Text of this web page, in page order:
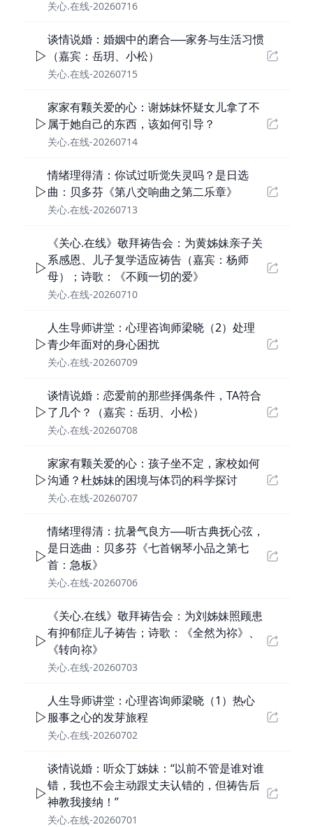
关心.在线-20260716
谈情说婚：婚姻中的磨合──家务与生活习惯
（嘉宾：岳玥、小松）
关心.在线-20260715
家家有颗关爱的心：谢姊妹怀疑女儿拿了不
属于她自己的东西，该如何引导？
关心.在线-20260714
情绪理得清：你试过听觉失灵吗？是日选
曲：贝多芬《第八交响曲之第二乐章》
关心.在线-20260713
《关心.在线》敬拜祷告会：为黄姊妹亲子关
系感恩、儿子复学适应祷告（嘉宾：杨师
母）；诗歌：《不顾一切的爱》
关心.在线-20260710
人生导师讲堂：心理咨询师梁晓（2）处理
青少年面对的身心困扰
关心.在线-20260709
谈情说婚：恋爱前的那些择偶条件，TA符合
了几个？（嘉宾：岳玥、小松）
关心.在线-20260708
家家有颗关爱的心：孩子坐不定，家校如何
沟通？杜姊妹的困境与体罚的科学探讨
关心.在线-20260707
情绪理得清：抗暑气良方──听古典抚心弦，
是日选曲：贝多芬《七首钢琴小品之第七
首：急板》
关心.在线-20260706
《关心.在线》敬拜祷告会：为刘姊妹照顾患
有抑郁症儿子祷告；诗歌：《全然为祢》、
《转向祢》
关心.在线-20260703
人生导师讲堂：心理咨询师梁晓（1）热心
服事之心的发芽旅程
关心.在线-20260702
谈情说婚：听众丁姊妹：“以前不管是谁对谁
错，我也不会主动跟丈夫认错的，但祷告后
神教我接纳！”
关心.在线-20260701